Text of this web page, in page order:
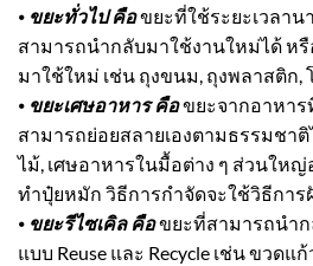
⦁ ขยะทั่วไป คือขยะที่ใช้ระยะเวลาน
สามารถนำกลับมาใช้งานใหม่ได้ ห
มาใช้ใหม่ เช่น ถุงขนม, ถุงพลาสติก
⦁ ขยะเศษอาหาร คือขยะจากอาหา
สามารถย่อยสลายเองตามธรรมชาติ
ไม้, เศษอาหารในมื้อต่าง ๆ ส่วนใหญ่
ทำปุ๋ยหมัก วิธีการกำจัดจะใช้วิธีการ
⦁ ขยะรีไซเคิล คือขยะที่สามารถนำ
แบบ Reuse และ Recycle เช่น ขวดแ